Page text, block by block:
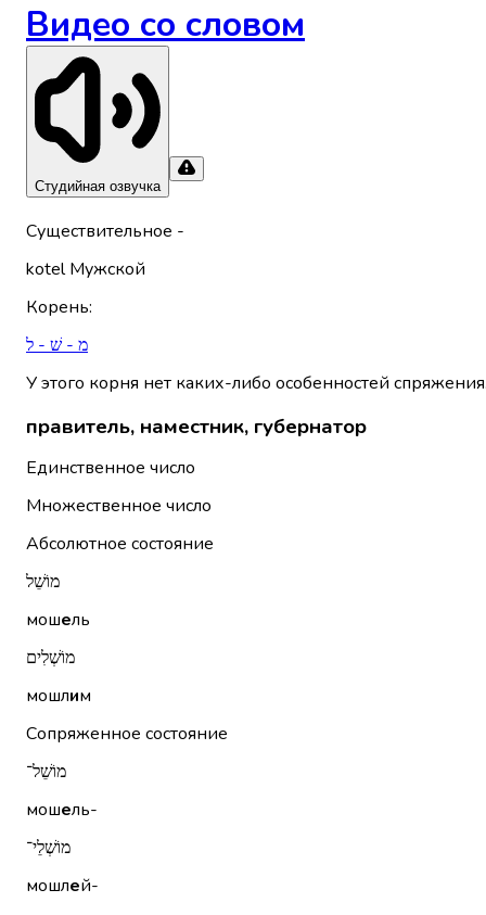
Видео со словом
Студийная озвучка
Существительное -
kotel Мужской
Корень:
מ - שׁ - ל
У этого корня нет каких-либо особенностей
правитель, наместник, губернатор
Единственное число
Множественное число
Абсолютное состояние
מוֹשֵׁל
мошель
מוֹשְׁלִים
мошлим
Сопряженное состояние
מוֹשֵׁל־
мошель-
מוֹשְׁלֵי־
мошлей-